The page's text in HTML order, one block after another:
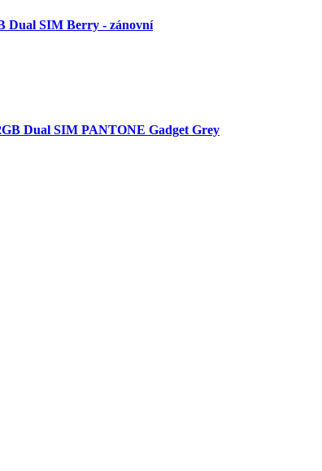
Dual SIM Berry - zánovní
Dual SIM PANTONE Gadget Grey